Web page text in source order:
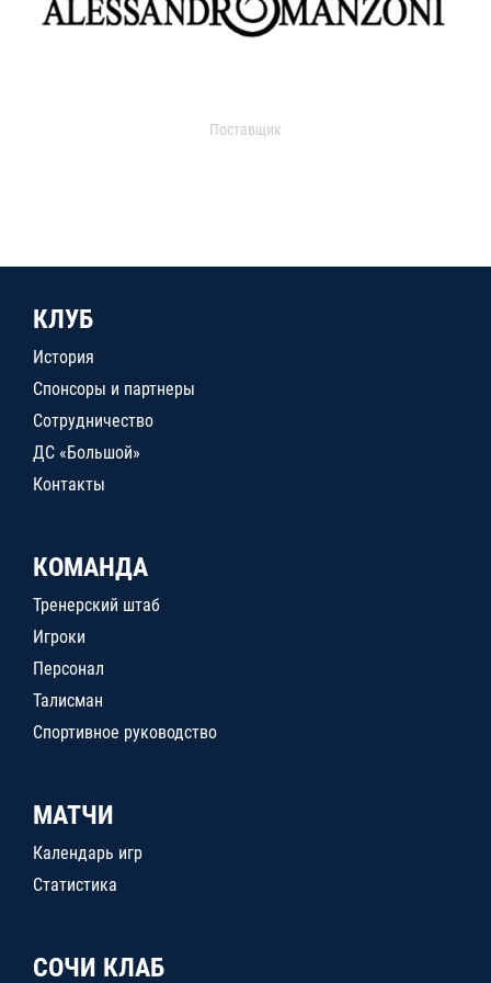
Поставщик
КЛУБ
История
Спонсоры и партнеры
Сотрудничество
ДС «Большой»
Контакты
КОМАНДА
Тренерский штаб
Игроки
Персонал
Талисман
Спортивное руководство
МАТЧИ
Календарь игр
Статистика
СОЧИ КЛАБ